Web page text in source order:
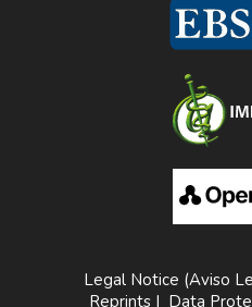
Legal Notice (Aviso
Reprints | Data